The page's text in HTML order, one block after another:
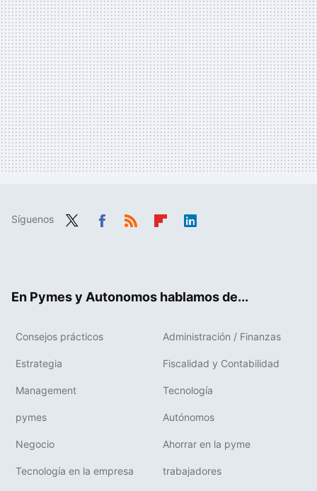
Síguenos
En Pymes y Autonomos hablamos de...
Consejos prácticos Administración / Finanzas
Estrategia Fiscalidad y Contabilidad
Management Tecnología
pymes Autónomos
Negocio Ahorrar en la pyme
Tecnología en la empresa trabajadores